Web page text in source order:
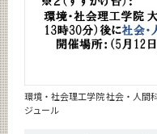
環境・社会理工学院 社会・人間
ジュール